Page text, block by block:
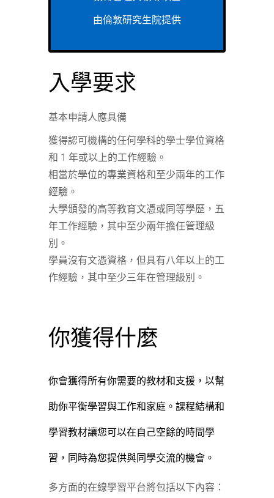
由倫敦研究生院提供
入學要求
基本申請人應具備
獲得認可機構的任何學科的學士學位資格
和 1 年或以上的工作經驗。
相當於學位的專業資格和至少兩年的工作
經驗。
大學頒發的高等教育文憑或同等學歷，五
年工作經驗，其中至少兩年擔任管理級
別。
學員沒有文憑資格，但具有八年以上的工
作經驗，其中至少三年在管理級別。
你獲得什麼
你會獲得所有你需要的教材和支援，以幫
助你平衡學習與工作和家庭。課程結構和
學習教材讓您可以在自己空餘的時間學
習，同時為您提供與同學交流的機會。
多方面的在線學習平台將包括以下內容：